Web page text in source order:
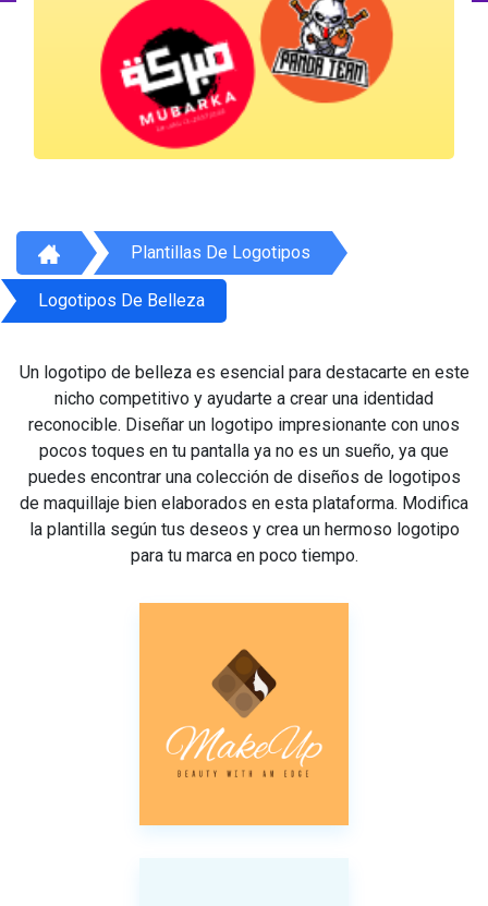
Plantillas De Logotipos
Logotipos De Belleza
Un logotipo de belleza es esencial para destacarte en este
nicho competitivo y ayudarte a crear una identidad
reconocible. Diseñar un logotipo impresionante con unos
pocos toques en tu pantalla ya no es un sueño, ya que
puedes encontrar una colección de diseños de logotipos
de maquillaje bien elaborados en esta plataforma. Modifica
la plantilla según tus deseos y crea un hermoso logotipo
para tu marca en poco tiempo.